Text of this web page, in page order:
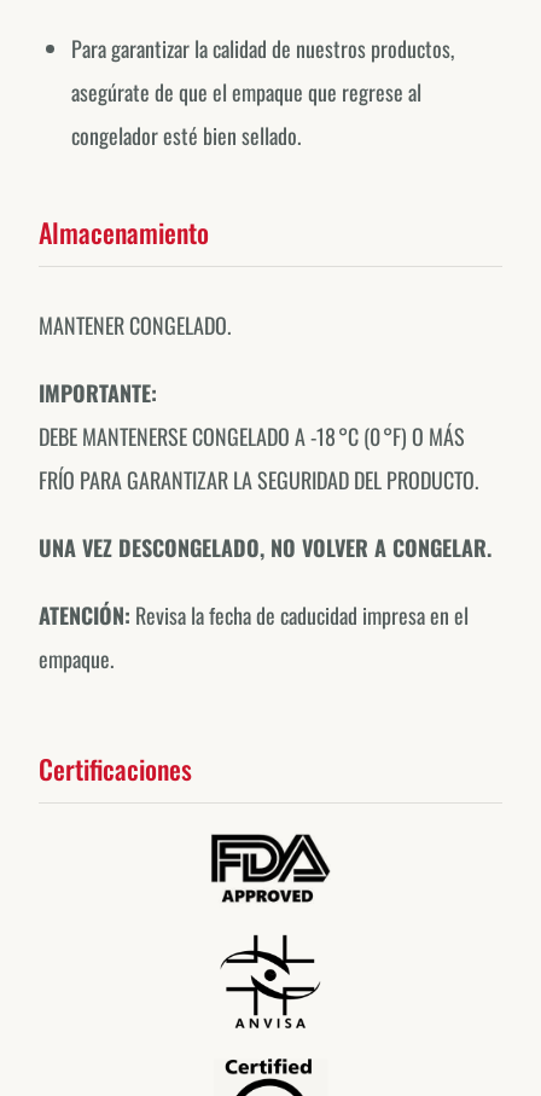
Para garantizar la calidad de nuestros productos,
asegúrate de que el empaque que regrese al
congelador esté bien sellado.
Almacenamiento
MANTENER CONGELADO.
IMPORTANTE:
DEBE MANTENERSE CONGELADO A -18 °C (0 °F) O MÁS
FRÍO PARA GARANTIZAR LA SEGURIDAD DEL PRODUCTO.
UNA VEZ DESCONGELADO, NO VOLVER A CONGELAR.
ATENCIÓN: Revisa la fecha de caducidad impresa en el
empaque.
Certificaciones